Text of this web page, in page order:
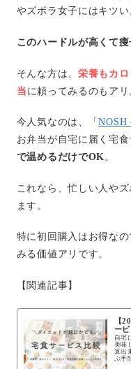
やズボラ女子にはキツい
このハードルが高くて
そんな方は、 栄養もカ
当 に頼ってみるのもアリ
今人気なのは、「NOSH
お弁当が自宅に届く宅
で温めるだけでOK。
これなら、忙しい人や
ます。
特に初回購入はお得な
みる価値アリです。
【関連記事】
【
ー
自宅
美味
算出
ぶ手